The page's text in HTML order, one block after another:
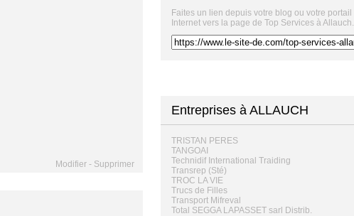
Modifier - Supprimer
Faites un lien depuis votre blog ou votre portail
Internet vers la page de Top Services à Allauch.
Entreprises à ALLAUCH
TRISTAN PERES
TANGOAI
Technidif International Traiding
Transrep (Sté)
TROC LA VIE
Trucs de Filles
Transport Mifreval
Total SEGGA LAPASSET sarl Distrib.